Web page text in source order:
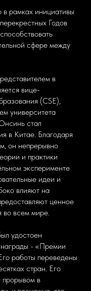
рамках инициативы
Годов
сфере между
в
вице-
(CSE),
университета
стал
в Китае. Благодаря
он непрерывно
и практики
эксперименте
идеи и
влияют на
ценное
во всем мире.
удостоен
- «Премии
работы переведены
стран. Его
прорывом в